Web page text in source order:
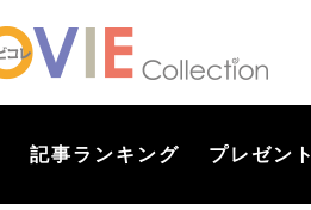
記事ランキング プレゼント